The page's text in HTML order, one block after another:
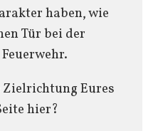
haben, wie
Tür bei der
Eures
hier?